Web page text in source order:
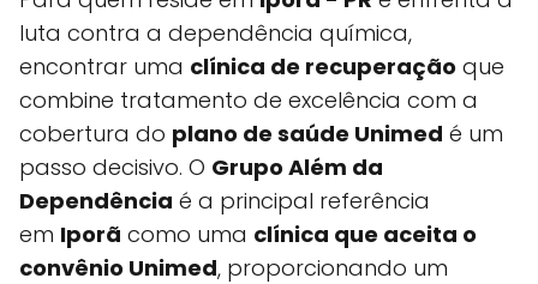
luta contra a dependência química,
encontrar uma clínica de recuperação que
combine tratamento de excelência com a
cobertura do plano de saúde Unimed é um
passo decisivo. O Grupo Além da
Dependência é a principal referência
em Iporã como uma clínica que aceita o
convênio Unimed, proporcionando um